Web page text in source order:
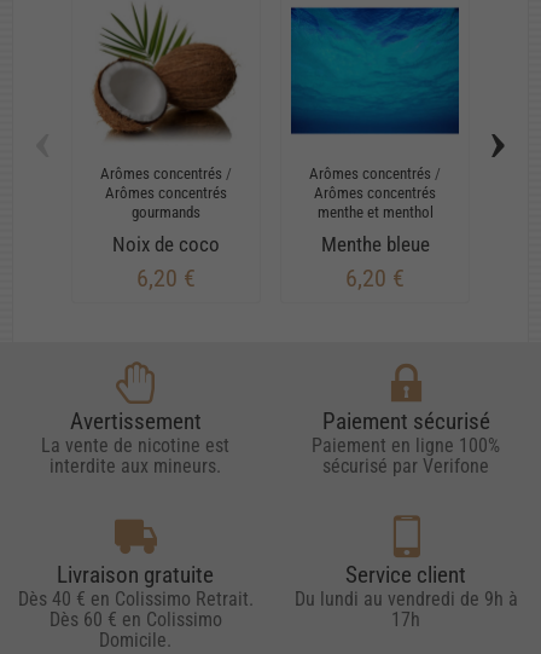
Arômes concentrés /
Arômes concentrés
gourmands
Noix de coco
6,20 €
Arômes concentrés /
Arômes concentrés
menthe et menthol
Menthe bleue
6,20 €
›
Avertissement
La vente de nicotine est
interdite aux mineurs.
Paiement sécurisé
Paiement en ligne 100%
sécurisé par Verifone
Livraison gratuite
Dès 40 € en Colissimo Retrait.
Dès 60 € en Colissimo
Domicile.
Service client
Du lundi au vendredi de 9h à
17h